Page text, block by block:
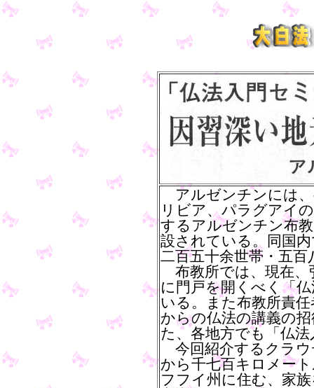
アルゼンチンには
リビア、パラグアイ
するアルゼンチン布
設されている。同国
二百五十余世帯・五
布教所では、現在、
に門戸を開くべく「
いる。また布教所責
からの仏法の講義の
た、各地方でも「仏
今回紹介するクラ
から千七百キロメー
フフイ州に住む、家